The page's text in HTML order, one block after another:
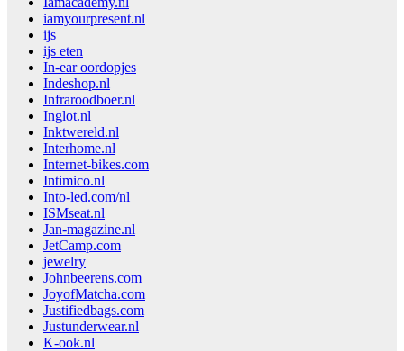
iamyourpresent.nl
ijs
ijs eten
In-ear oordopjes
Indeshop.nl
Infraroodboer.nl
Inglot.nl
Inktwereld.nl
Interhome.nl
Internet-bikes.com
Intimico.nl
Into-led.com/nl
ISMseat.nl
Jan-magazine.nl
JetCamp.com
jewelry
Johnbeerens.com
JoyofMatcha.com
Justifiedbags.com
Justunderwear.nl
K-ook.nl